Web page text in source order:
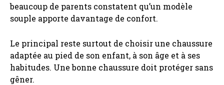
beaucoup de parents constatent qu’un modèle
souple apporte davantage de confort.
Le principal reste surtout de choisir une chaussure
adaptée au pied de son enfant, à son âge et à ses
habitudes. Une bonne chaussure doit protéger sans
gêner.